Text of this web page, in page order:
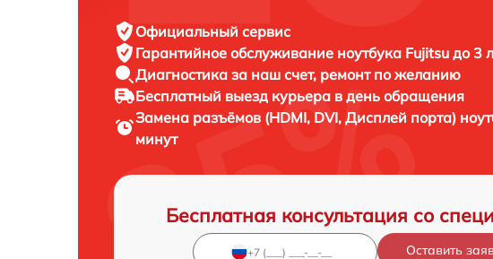
Официальный сервис
Гарантийное обслуживание ноутбука Fujitsu до 3
Диагностика за наш счет, ремонт по желанию
Бесплатный выезд курьера в день обращения
Замена разъёмов (HDMI, DVI, Дисплей порта)
минут
Бесплатная консультация со
Оставить